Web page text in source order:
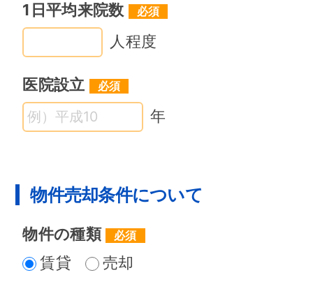
1日平均来院数
人程度
医院設立
年
物件売却条件について
物件の種類
賃貸
売却